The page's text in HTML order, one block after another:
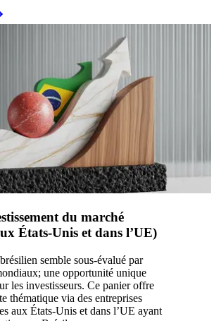
du marché
États‑Unis et dans l’UE)
semble sous-évalué par
une opportunité unique
les investisseurs. Ce panier offre
thématique via des entreprises
aux États‑Unis et dans l’UE ayant